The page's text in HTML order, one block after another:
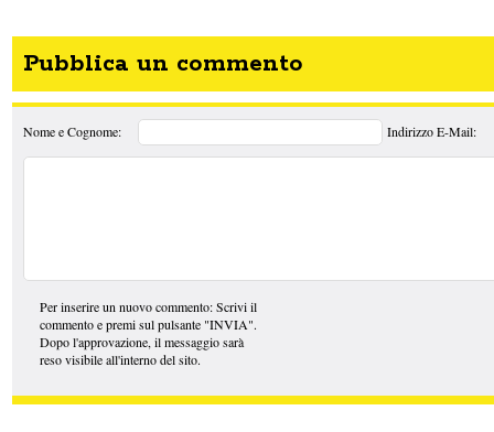
Pubblica un commento
Nome e Cognome: Indirizzo E-Mail:
Per inserire un nuovo commento: Scrivi il
commento e premi sul pulsante "INVIA".
Dopo l'approvazione, il messaggio sarà
reso visibile all'interno del sito.